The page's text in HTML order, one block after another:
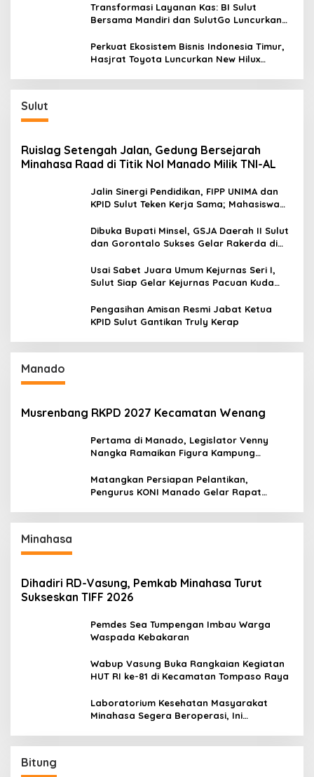
Transformasi Layanan Kas: BI Sulut
Bersama Mandiri dan SulutGo Luncurkan
Kepulauan
Perkuat Ekosistem Bisnis Indonesia Timur,
Hasjrat Toyota Luncurkan New Hilux
Sulut
Ruislag Setengah Jalan, Gedung Bersejarah
Minahasa Raad di Titik Nol Manado Milik TNI-AL
Jalin Sinergi Pendidikan, FIPP UNIMA dan
KPID Sulut Teken Kerja Sama; Mahasiswa
Penyiaran
Dibuka Bupati Minsel, GSJA Daerah II Sulut
dan Gorontalo Sukses Gelar Rakerda di
Usai Sabet Juara Umum Kejurnas Seri I,
Sulut Siap Gelar Kejurnas Pacuan Kuda
Pengasihan Amisan Resmi Jabat Ketua
KPID Sulut Gantikan Truly Kerap
Manado
Musrenbang RKPD 2027 Kecamatan Wenang
Pertama di Manado, Legislator Venny
Nangka Ramaikan Figura Kampung
Matangkan Persiapan Pelantikan,
Pengurus KONI Manado Gelar Rapat
Minahasa
Dihadiri RD-Vasung, Pemkab Minahasa Turut
Sukseskan TIFF 2026
Pemdes Sea Tumpengan Imbau Warga
Waspada Kebakaran
Wabup Vasung Buka Rangkaian Kegiatan
HUT RI ke-81 di Kecamatan Tompaso Raya
Laboratorium Kesehatan Masyarakat
Minahasa Segera Beroperasi, Ini
Bitung